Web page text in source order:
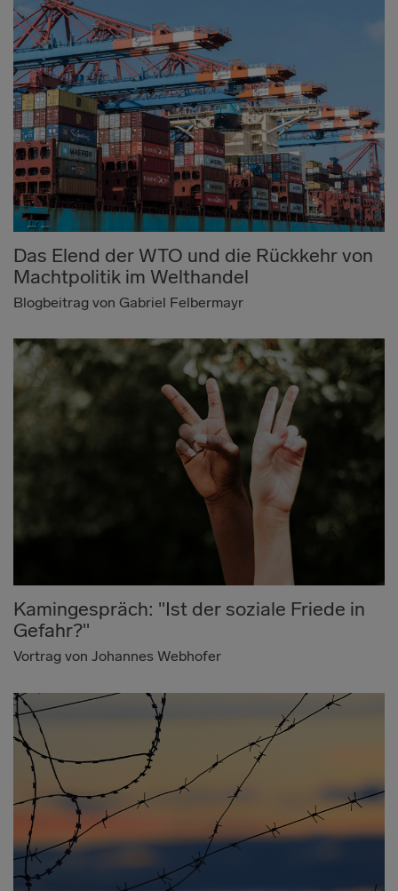
Das Elend der WTO und die Rückkehr von
Machtpolitik im Welthandel
Blogbeitrag von Gabriel Felbermayr
Kamingespräch: "Ist der soziale Friede in
Gefahr?"
Vortrag von Johannes Webhofer